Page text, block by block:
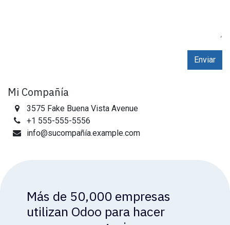
Enviar
Mi Compañía
3575 Fake Buena Vista Avenue
+1 555-555-5556
info@sucompañía.example.com
Más de 50,000 empresas
utilizan Odoo para hacer